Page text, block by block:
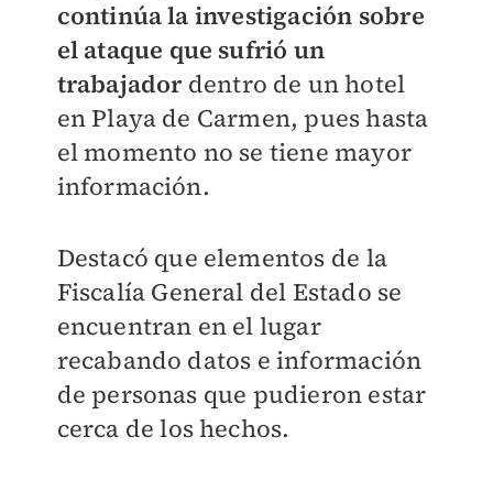
continúa la investigación sobre
el ataque que sufrió un
trabajadordentro de un hotel
en Playa de Carmen, pues hasta
el momento no se tiene mayor
información.
Destacó que elementos de la
Fiscalía General del Estado se
encuentran en el lugar
recabando datos e información
de personas que pudieron estar
cerca de los hechos.